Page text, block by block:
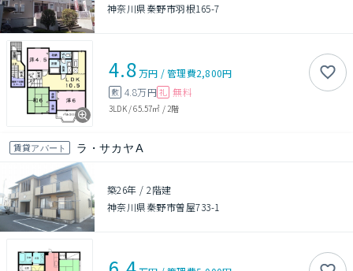
神奈川県秦野市羽根165-7
4.8万円 /管理費2,800円
敷 4.8万円 礼 無料
3LDK/65.57㎡ / 2階
賃貸アパート ラ・サカヤＡ
築26年 /2階建
神奈川県秦野市曽屋733-1